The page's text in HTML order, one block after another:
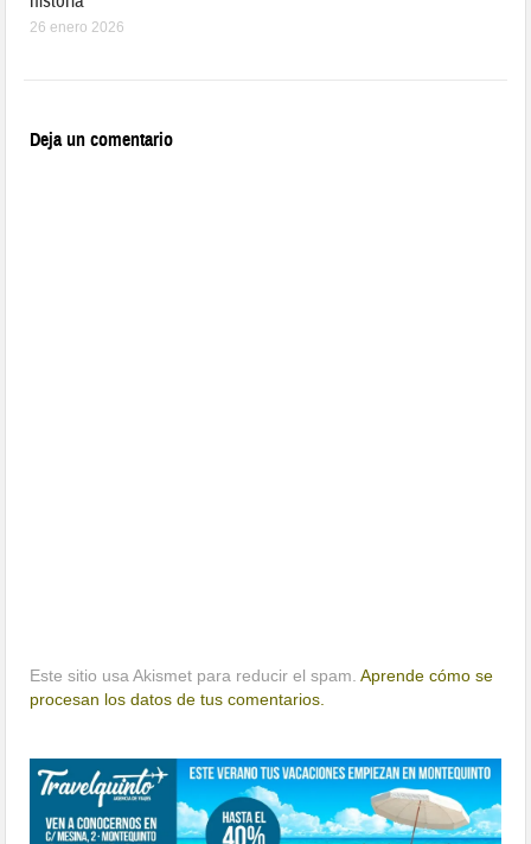
26 enero 2026
Deja un comentario
Este sitio usa Akismet para reducir el spam.Aprende cómo se
procesan los datos de tus comentarios.